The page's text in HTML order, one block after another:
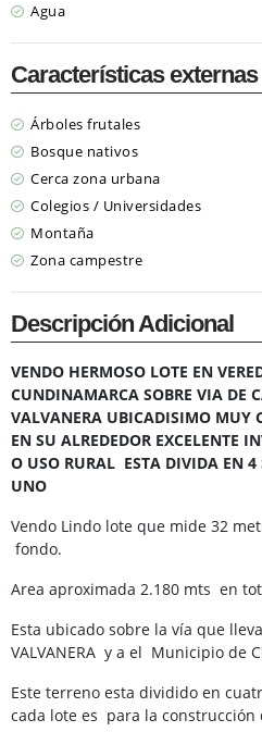
Agua
Características externas
Árboles frutales
Bosque nativos
Cerca zona urbana
Colegios / Universidades
Montaña
Zona campestre
Descripción Adicional
VENDO HERMOSO LOTE EN
CUNDINAMARCA SOBRE VIA DE
VALVANERA UBICADISIMO MUY
EN SU ALREDEDOR EXCELENTE
O USO RURAL ESTA DIVIDA EN 4
UNO
Vendo Lindo lote que mide 32
fondo.
Area aproximada 2.180 mts en
Esta ubicado sobre la vía que
VALVANERA y a el Municipio de
Este terreno esta dividido en
cada lote es para la construcción